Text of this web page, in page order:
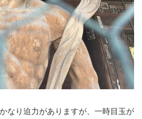
なり迫力がありますが、一時目玉が